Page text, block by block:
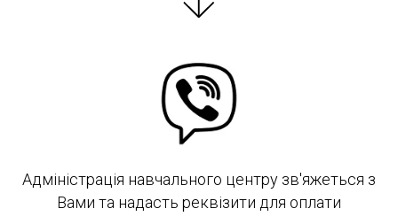
Адміністрація навчального центру зв'яжеться з
Вами та надасть реквізити для оплати